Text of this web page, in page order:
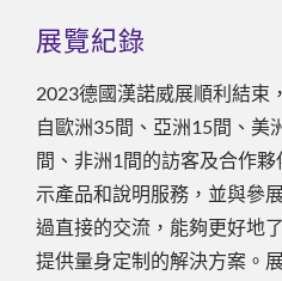
展覽紀錄
2023德國漢諾威展順利結束
自歐洲35間、亞洲15間、美
間、非洲1間的訪客及合作
示產品和說明服務，並與參
過直接的交流，能夠更好地
提供量身定制的解決方案。